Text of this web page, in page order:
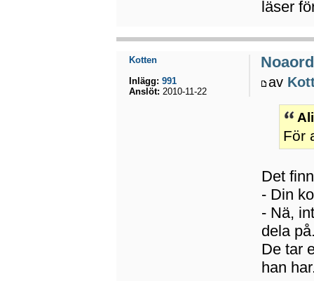
läser
av
För
Det
- Din
- Nä,
dela
De tar
han
Kotten
Inlägg: 991
Anslöt: 2010-11-22